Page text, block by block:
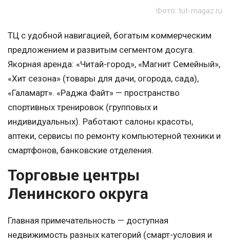
Фото: tut-magaz.ru
ТЦ с удобной навигацией, богатым коммерческим
предложением и развитым сегментом досуга.
Якорная аренда: «Читай-город», «Магнит Семейный»,
«Хит сезона» (товары для дачи, огорода, сада),
«Галамарт». «Раджа Файт» — пространство
спортивных тренировок (групповых и
индивидуальных). Работают салоны красоты,
аптеки, сервисы по ремонту компьютерной техники и
смартфонов, банковские отделения.
Торговые центры
Ленинского округа
Главная примечательность — доступная
недвижимость разных категорий (смарт-условия и